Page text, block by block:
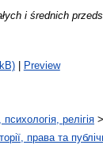
i średnich
| Preview
релігія >
права та